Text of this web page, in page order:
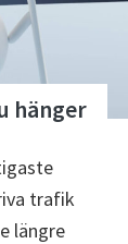
hänger
trafik
längre